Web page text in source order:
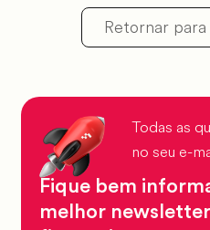
Retornar
Todas as
no seu e-
Fique bem
melhor